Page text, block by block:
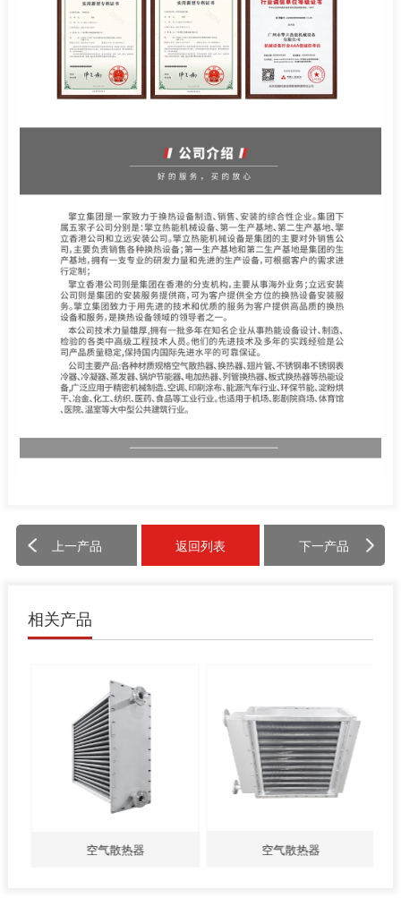
上一产品 返回列表 下一产品
相关产品
空气散热器 空气散热器